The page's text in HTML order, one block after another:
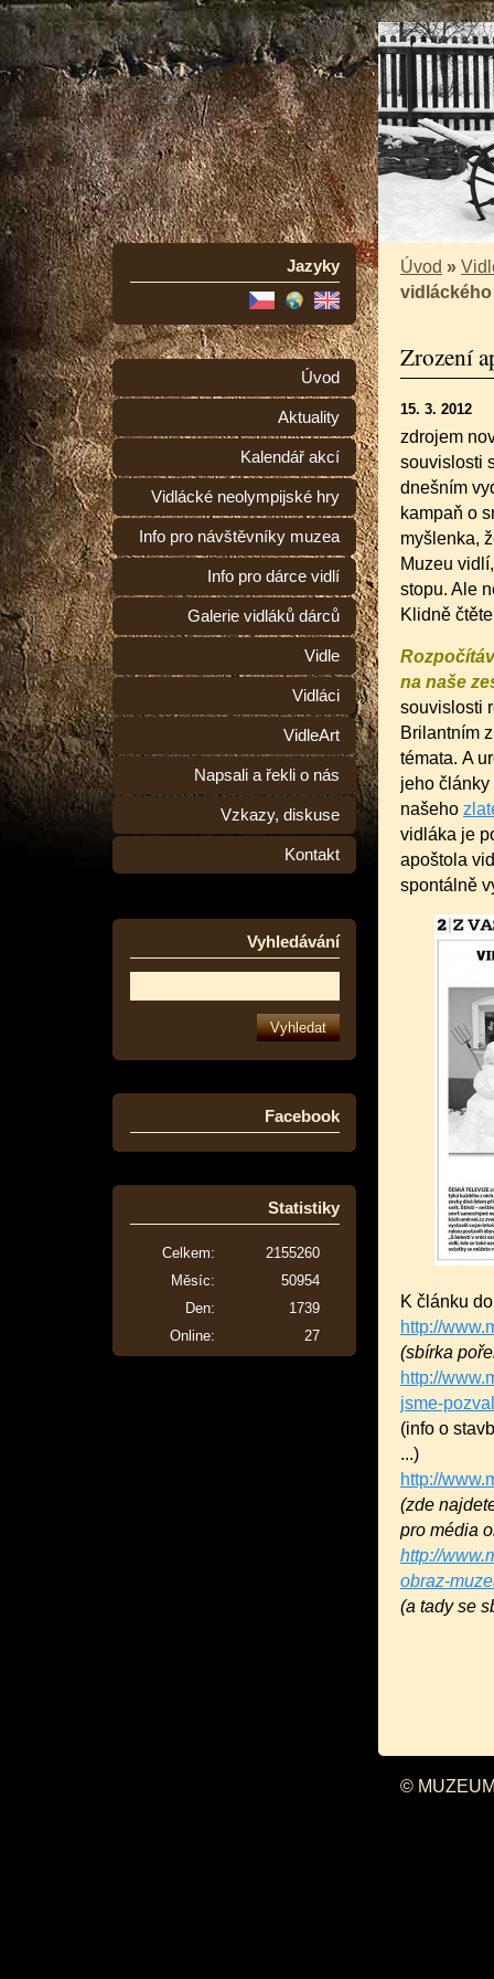
Jazyky
Úvod
Aktuality
Kalendář akcí
Vidlácké neolympijské hry
Info pro návštěvníky muzea
Info pro dárce vidlí
Galerie vidláků dárců
Vidle
Vidláci
VidleArt
Napsali a řekli o nás
Vzkazy, diskuse
Kontakt
Vyhledávání
Facebook
Statistiky
Online: 27
Celkem:
2155260
Měsíc:
50954
Den:
1739
Úvod »
Zrození
15. 3. 2012
zdrojem
souvislosti
dnešním
kampaň o
myšlenka,
Muzeu
stopu. Ale
Klidně
na naše
souvislosti
Brilantním
témata. A
jeho
našeho
vidláka je
apoštola
spontálně
K článku
http://
(sbírka
http://
jsme-
(info o
...)
http://
(zde
pro média
http://
obraz-
(a tady se
©